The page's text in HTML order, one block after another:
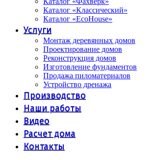
Каталог «Классический»
Каталог «EcoHouse»
Услуги
Монтаж деревянных домов
Проектирование домов
Реконструкция домов
Изготовление фундаментов
Продажа пиломатериалов
Устройство дренажа
Производство
Наши работы
Видео
Расчет дома
Контакты